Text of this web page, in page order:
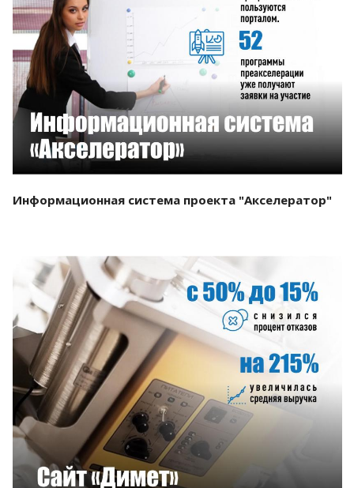
Смотреть проект
Информационная система проекта "Акселератор"
Смотреть проект